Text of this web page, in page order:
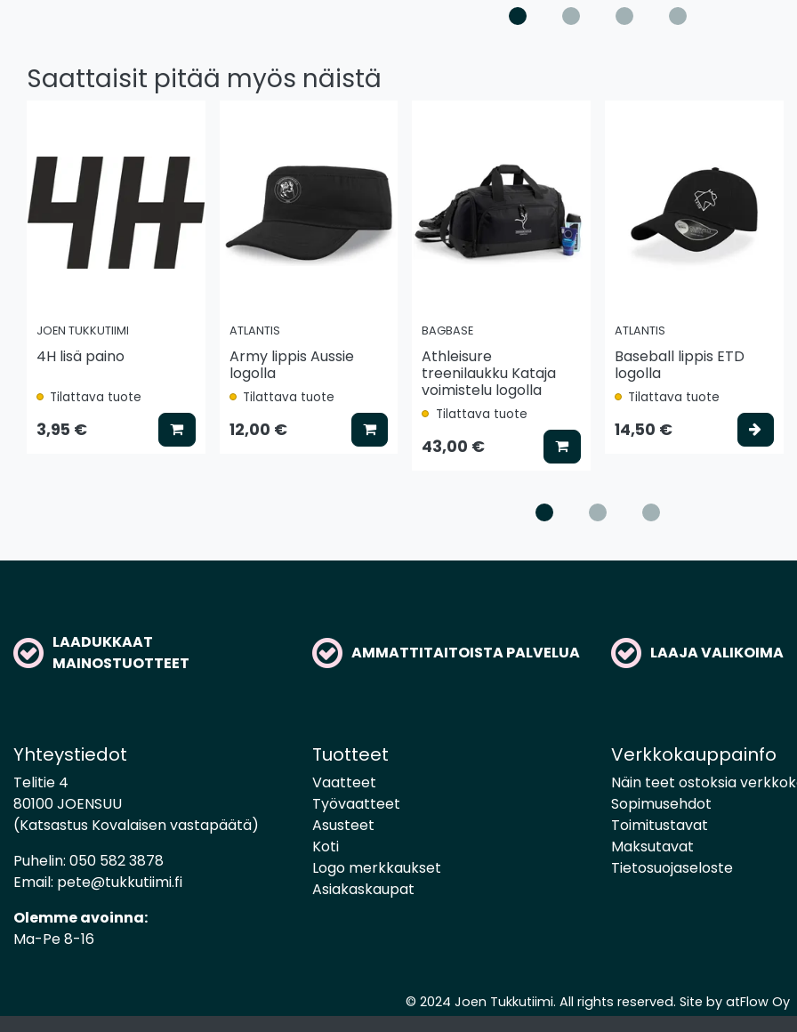
Saattaisit pitää myös näistä
JOEN TUKKUTIIMI
4H lisä paino
Tilattava tuote
3,95 € Lisää koriin
ATLANTIS
Army lippis Aussie
logolla
Tilattava tuote
12,00 € Lisää koriin
BAGBASE
Athleisure
treenilaukku Kataja
voimistelu logolla
Tilattava tuote
43,00 € Lisää koriin
ATLANTIS
Baseball lippis ETD
logolla
Tilattava tuote
14,50 €
LAADUKKAAT
MAINOSTUOTTEET
AMMATTITAITOISTA PALVELUA LAAJA VALIKOIMA
Yhteystiedot
Telitie 4
80100 JOENSUU
(Katsastus Kovalaisen vastapäätä)
Puhelin: 050 582 3878
Email: pete@tukkutiimi.fi
Olemme avoinna:
Ma-Pe 8-16
Tuotteet
Vaatteet
Työvaatteet
Asusteet
Koti
Logo merkkaukset
Asiakaskaupat
Verkkokauppainfo
Näin teet ostoksia
Sopimusehdot
Toimitustavat
Maksutavat
Tietosuojaseloste
© 2024 Joen Tukkutiimi. All rights reserved. Site by atFlow Oy